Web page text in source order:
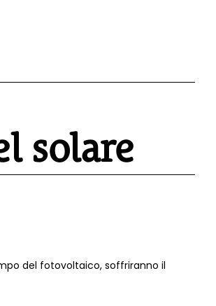
solare
del fotovoltaico, soffriranno il